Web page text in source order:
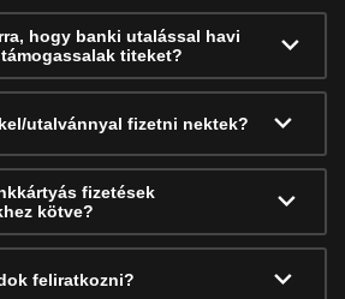
hogy banki utalással havi
titeket?
utalvánnyal fizetni nektek?
fizetések
kötve?
feliratkozni?